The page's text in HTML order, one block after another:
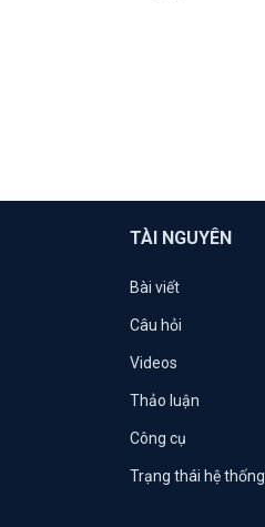
TÀI NGUYÊN
Bài viết
Câu hỏi
Videos
Thảo luận
Công cụ
Trạng thái hệ thống